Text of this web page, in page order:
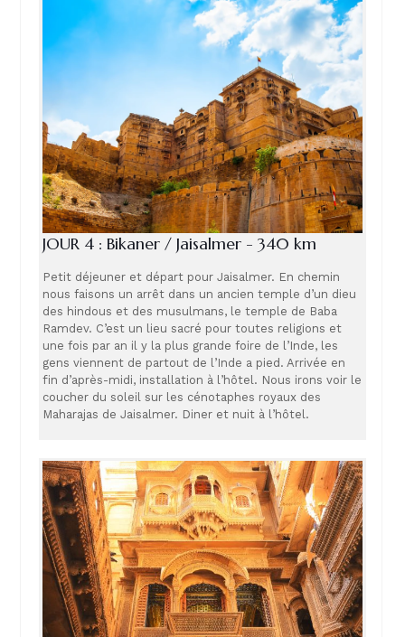
JOUR 4 : Bikaner / Jaisalmer - 340 km
Petit déjeuner et départ pour Jaisalmer. En chemin
nous faisons un arrêt dans un ancien temple d’un dieu
des hindous et des musulmans, le temple de Baba
Ramdev. C’est un lieu sacré pour toutes religions et
une fois par an il y la plus grande foire de l’Inde, les
gens viennent de partout de l’Inde a pied. Arrivée en
fin d’après-midi, installation à l’hôtel. Nous irons voir le
coucher du soleil sur les cénotaphes royaux des
Maharajas de Jaisalmer. Diner et nuit à l’hôtel.